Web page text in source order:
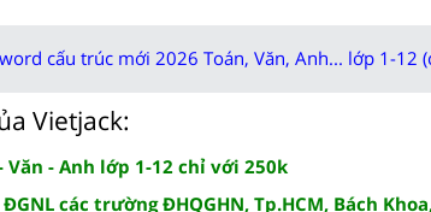
cấu trúc mới 2026 Toán, Văn, Anh... lớp 1-12
Vietjack:
Văn - Anh lớp 1-12 chỉ với 250k
các trường ĐHQGHN, Tp.HCM, Bách